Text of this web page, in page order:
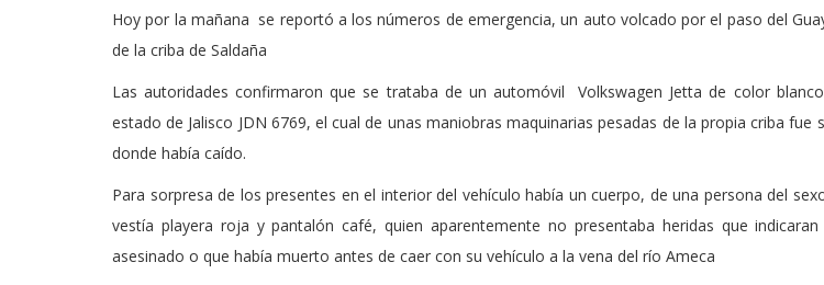
Hoy por la mañana se reportó a los números de emergencia, un auto volcado por el paso del
de la criba de Saldaña
Las autoridades confirmaron que se trataba de un automóvil Volkswagen Jetta de color
estado de Jalisco JDN 6769, el cual de unas maniobras maquinarias pesadas de la propia criba fue
donde había caído.
Para sorpresa de los presentes en el interior del vehículo había un cuerpo, de una persona del
vestía playera roja y pantalón café, quien aparentemente no presentaba heridas que
asesinado o que había muerto antes de caer con su vehículo a la vena del río Ameca